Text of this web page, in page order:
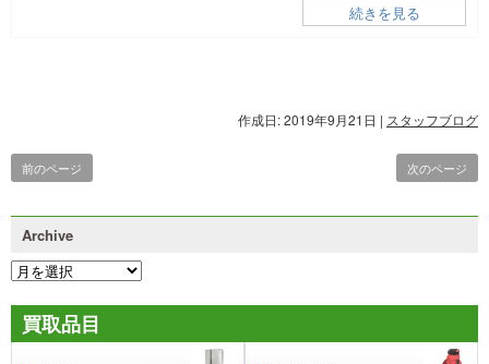
続きを見る
作成日: 2019年9月21日 | スタッフブログ
前のページ 次のページ
Archive
買取品目